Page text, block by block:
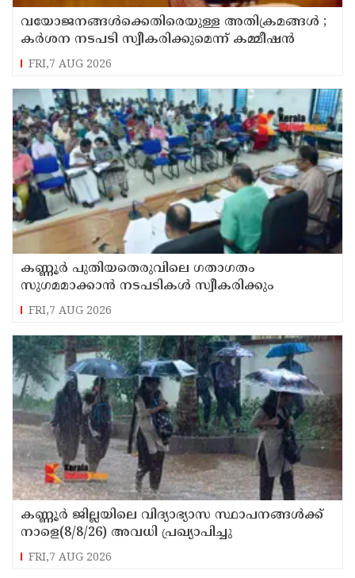
വയോജനങ്ങൾക്കെതിരെയുള്ള അതിക്രമങ്ങൾ ;
കർശന നടപടി സ്വീകരിക്കുമെന്ന് കമ്മീഷൻ
FRI,7 AUG 2026
കണ്ണൂർ പുതിയതെരുവിലെ ഗതാഗതം
സുഗമമാക്കാന്‍ നടപടികള്‍ സ്വീകരിക്കും
FRI,7 AUG 2026
കണ്ണൂർ ജില്ലയിലെ വിദ്യാഭ്യാസ സ്ഥാപനങ്ങള്‍ക്ക്
നാളെ(8/8/26) അവധി പ്രഖ്യാപിച്ചു
FRI,7 AUG 2026